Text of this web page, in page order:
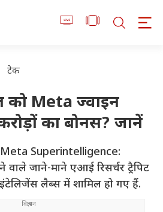
टेक
को Meta ज्वाइन
का बोनस? जानें
Superintelligence:
जाने-माने एआई रिसर्चर ट्रैपिट
लैब्स में शामिल हो गए हैं.